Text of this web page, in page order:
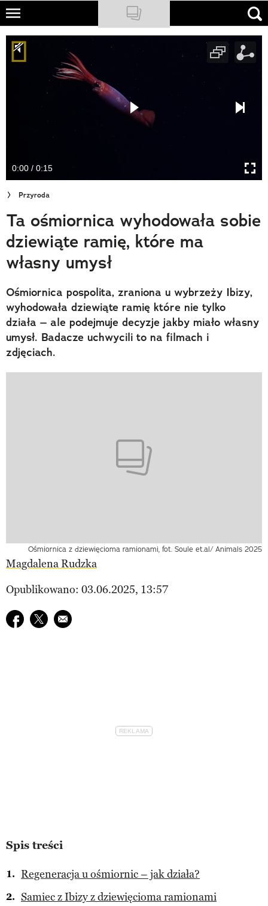
Skip
main
content
NATIONAL GEOGRAPHIC
TRAVELER
PODCASTY
Cuda Polski
Wielki Konkurs Fotograficzny
Trendbook Podróżniczy
Polecane
0:00 / 0:15
Przyroda
Ta ośmiornica wyhodowała sobie
dziewiąte ramię, które ma
własny umysł
Ośmiornica pospolita, zraniona u wybrzeży Ibizy,
wyhodowała dziewiąte ramię które nie tylko
działa – ale podejmuje decyzje jakby miało własny
umysł. Badacze uchwycili to na filmach i
zdjęciach.
Ośmiornica z dziewięcioma ramionami, fot. Soule et.al/ Animals 2025
Magdalena Rudzka
Opublikowano: 03.06.2025, 13:57
Udostępnij na facebook
Udostępnij na twitter
E-mail do przyjaciela
Spis treści
Regeneracja u ośmiornic – jak działa?
Samiec z Ibizy z dziewięcioma ramionami